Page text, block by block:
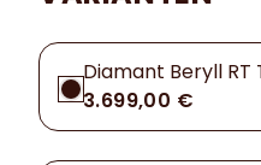
Diamant Beryll RT
3.699,00 €